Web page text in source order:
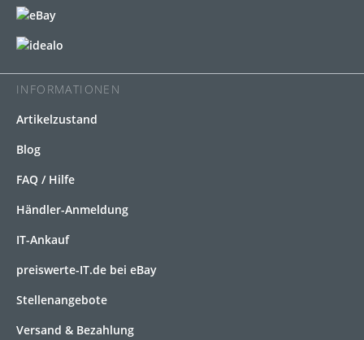
INFORMATIONEN
Artikelzustand
Blog
FAQ / Hilfe
Händler-Anmeldung
IT-Ankauf
preiswerte-IT.de bei eBay
Stellenangebote
Versand & Bezahlung